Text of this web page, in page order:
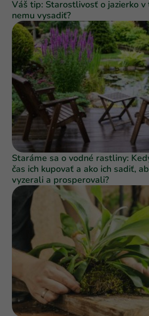
Váš tip: Starostlivosť o jazierko v
nemu vysadiť?
Staráme sa o vodné rastliny:
čas ich kupovať a ako ich sadiť,
vyzerali a prosperovali?